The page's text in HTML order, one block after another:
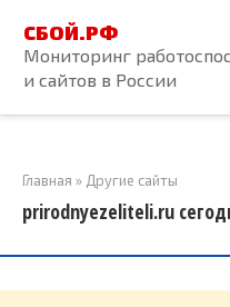
контенту
СБОЙ.РФ
Мониторинг
и сайтов в России
Главная » Другие сайты
prirodnyezeliteli.ru